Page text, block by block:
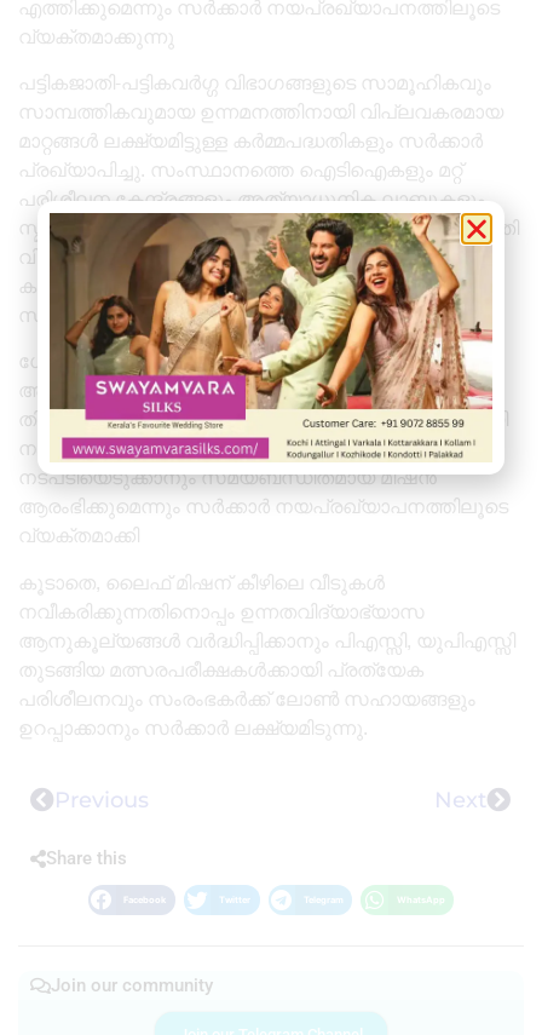
എത്തിക്കുമെന്നും സർക്കാർ നയപ്രഖ്യാപനത്തിലൂടെ
വ്യക്തമാക്കുന്നു
പട്ടികജാതി-പട്ടികവർഗ്ഗ വിഭാഗങ്ങളുടെ സാമൂഹികവും
സാമ്പത്തികവുമായ ഉന്നമനത്തിനായി വിപ്ലവകരമായ
മാറ്റങ്ങൾ ലക്ഷ്യമിട്ടുള്ള കർമ്മപദ്ധതികളും സർക്കാർ
പ്രഖ്യാപിച്ചു. സംസ്ഥാനത്തെ ഐടിഐകളും മറ്റ്
പരിശീലന കേന്ദ്രങ്ങളും അത്യാധുനിക ലാബുകളും
സ്മാർട്ട് ക്ലാസ്‌റൂമുകളും സഹിതം നവീകരിച്ച് പട്ടികജാതി
വിഭാഗങ്ങളിലെ യുവാക്കൾക്കും സ്ത്രീകൾക്കും പുതിയ
കാലത്തെ തൊഴിലധിഷ്ഠിത കോഴ്‌സുകളിലൂടെ
സംരംഭകരാകാൻ വലിയ അവസരമൊരുക്കും.
ഗോത്രവർഗക്കാരുടെ ഭൂമിക്കായുള്ള അവകാശം
അന്തസ്സോടെ ജീവിക്കാനുള്ള അടിസ്ഥാനമാണെന്ന്
തിരിച്ചറിഞ്ഞുകൊണ്ട്, വനാവകാശ നിയമം കർശനമായി
നടപ്പിലാക്കാനും ഭൂമി കൈയേറ്റങ്ങൾക്കെതിരെ കർശന
നടപടിയെടുക്കാനും സമയബന്ധിതമായ മിഷൻ
ആരംഭിക്കുമെന്നും സർക്കാർ നയപ്രഖ്യാപനത്തിലൂടെ
വ്യക്തമാക്കി
കൂടാതെ, ലൈഫ് മിഷന് കീഴിലെ വീടുകൾ
നവീകരിക്കുന്നതിനൊപ്പം ഉന്നതവിദ്യാഭ്യാസ
ആനുകൂല്യങ്ങൾ വർദ്ധിപ്പിക്കാനും പിഎസ്സി, യുപിഎസ്സി
തുടങ്ങിയ മത്സരപരീക്ഷകൾക്കായി പ്രത്യേക
പരിശീലനവും സംരംഭകർക്ക് ലോൺ സഹായങ്ങളും
ഉറപ്പാക്കാനും സർക്കാർ ലക്ഷ്യമിടുന്നു.
Previous Next
Share this
Facebook Twitter Telegram WhatsApp
Join our community